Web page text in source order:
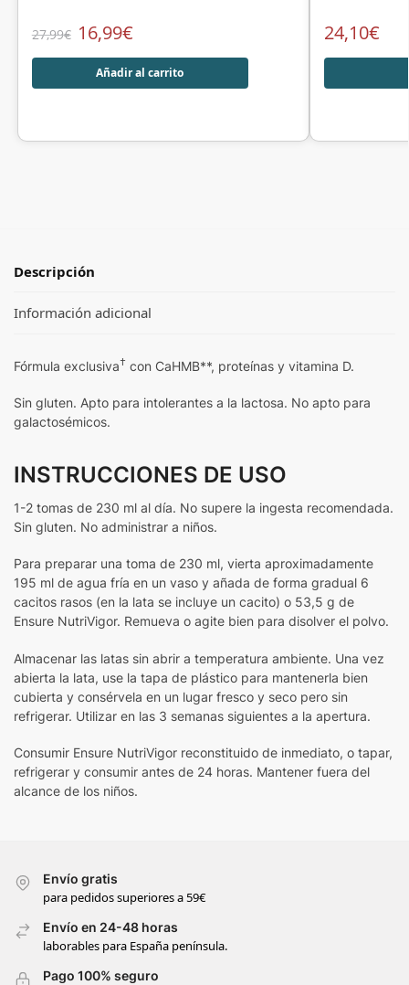
27,99€ 16,99€
Añadir al carrito
24,10€
Descripción
Información adicional
Fórmula exclusiva† con CaHMB**, proteínas y vitamina D.
Sin gluten. Apto para intolerantes a la lactosa. No apto para
galactosémicos.
INSTRUCCIONES DE USO
1-2 tomas de 230 ml al día. No supere la ingesta recomendada.
Sin gluten. No administrar a niños.
Para preparar una toma de 230 ml, vierta aproximadamente
195 ml de agua fría en un vaso y añada de forma gradual 6
cacitos rasos (en la lata se incluye un cacito) o 53,5 g de
Ensure NutriVigor. Remueva o agite bien para disolver el polvo.
Almacenar las latas sin abrir a temperatura ambiente. Una vez
abierta la lata, use la tapa de plástico para mantenerla bien
cubierta y consérvela en un lugar fresco y seco pero sin
refrigerar. Utilizar en las 3 semanas siguientes a la apertura.
Consumir Ensure NutriVigor reconstituido de inmediato, o tapar,
refrigerar y consumir antes de 24 horas. Mantener fuera del
alcance de los niños.
Envío gratis
para pedidos superiores a 59€
Envío en 24-48 horas
laborables para España península.
Pago 100% seguro